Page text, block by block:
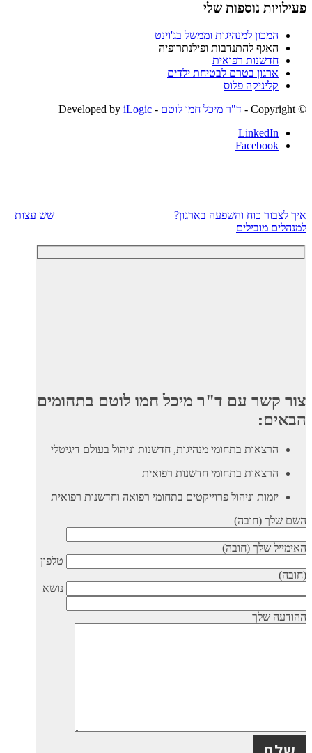
פעילויות נוספות שלי
המכון למנהיגות וממשל בג'וינט
האגף להתנדבות ופילנתרופיה
חדשנות רפואית
ארגון בטרם לבטיחת ילדים
קליניקה פלוס
© ‫Copyright -
ד"ר מיכל חמו לוטם - Developed by
iLogic
LinkedIn
Facebook
איך לצבור כוח והשפעה בארגון?
שש עצות
למנהלים מובילים
צור קשר עם ד"ר מיכל חמו לוטם בתחומים
הבאים:
הרצאות בתחומי מנהיגות, חדשנות וניהול בעולם דיגיטלי
הרצאות בתחומי חדשנות רפואית
יזמות וניהול פרוייקטים בתחומי רפואה וחדשנות רפואית
השם שלך (חובה)
האימייל שלך (חובה)
טלפון
(חובה)
נושא
ההודעה שלך